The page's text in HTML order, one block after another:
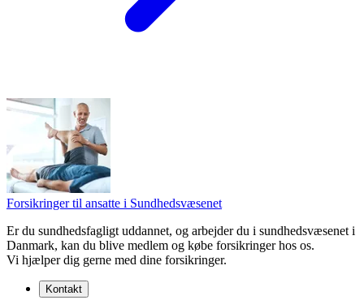
Forsikringer til ansatte i Sundhedsvæsenet
Er du sundhedsfagligt uddannet, og arbejder du i sundhedsvæsenet i
Danmark, kan du blive medlem og købe forsikringer hos os.
Vi hjælper dig gerne med dine forsikringer.
Kontakt